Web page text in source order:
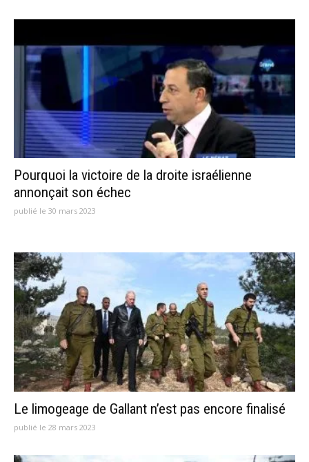
Pourquoi la victoire de la droite israélienne
annonçait son échec
publié le 30 mars 2023
Le limogeage de Gallant n’est pas encore finalisé
publié le 28 mars 2023